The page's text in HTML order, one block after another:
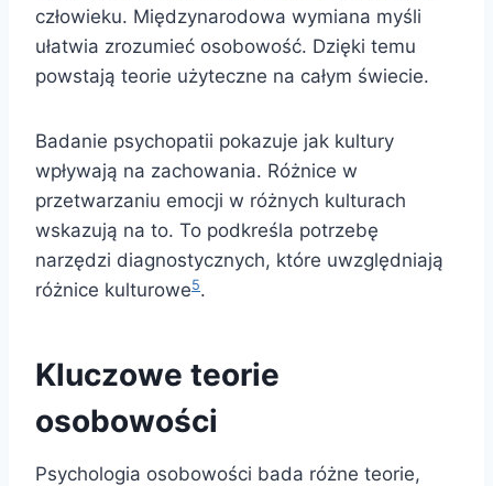
człowieku. Międzynarodowa wymiana myśli
ułatwia zrozumieć osobowość. Dzięki temu
powstają teorie użyteczne na całym świecie.
Badanie psychopatii pokazuje jak kultury
wpływają na zachowania. Różnice w
przetwarzaniu emocji w różnych kulturach
wskazują na to. To podkreśla potrzebę
narzędzi diagnostycznych, które uwzględniają
różnice kulturowe5.
Kluczowe teorie
osobowości
Psychologia osobowości bada różne teorie,